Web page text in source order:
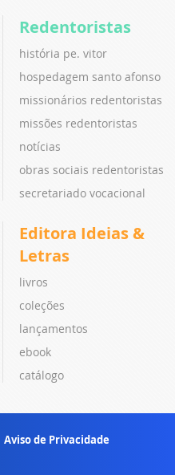
Redentoristas
história pe. vitor
hospedagem santo afonso
missionários redentoristas
missões redentoristas
notícias
obras sociais redentoristas
secretariado vocacional
Editora Ideias &
Letras
livros
coleções
lançamentos
ebook
catálogo
Aviso de Privacidade